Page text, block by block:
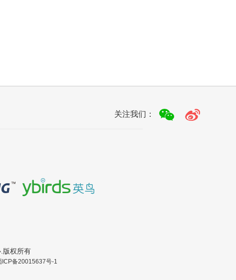
关注我们：
版权所有
ICP备20015637号-1